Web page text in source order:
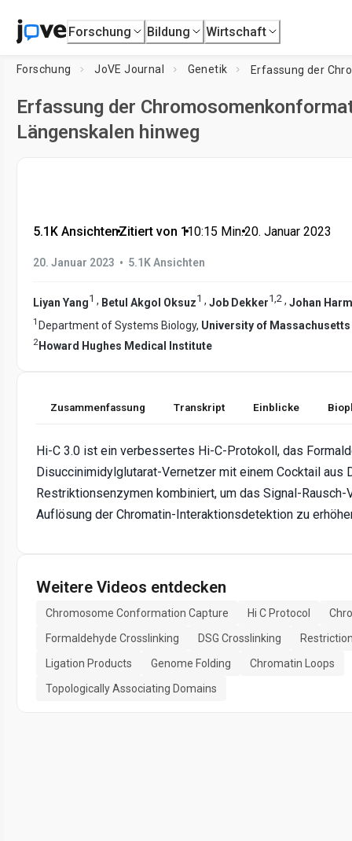
Forschung Bildung Wirtschaft
Forschung JoVE Journal Genetik
Erfassung der
Längenskalen hinweg
5.1K Ansichten•Zitiert von 1•10:15 Min.•20. Januar 2023
20. Januar 2023 • 5.1K Ansichten
Liyan Yang1 , Betul Akgol Oksuz1 , Job Dekker1,2 , Johan
1 Department of Systems Biology, University of
2 Howard Hughes Medical Institute
Zusammenfassung Transkript Einblicke
Hi-C 3.0 ist ein verbessertes Hi-C-Protokoll, das
Disuccinimidylglutarat-Vernetzer mit einem Cocktail aus
Restriktionsenzymen kombiniert, um das Signal-Rausch-
Auflösung der Chromatin-Interaktionsdetektion zu
Weitere Videos entdecken
Chromosome Conformation Capture Hi C Protocol
Formaldehyde Crosslinking
DSG Crosslinking
Ligation Products
Genome Folding
Chromatin Loops
Topologically Associating Domains